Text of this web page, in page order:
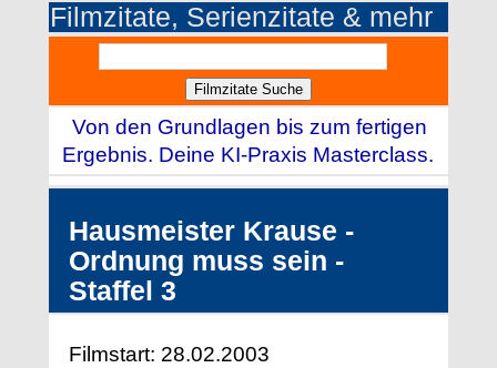
Filmzitate, Serienzitate & mehr
Von den Grundlagen bis zum fertigen
Ergebnis. Deine KI-Praxis Masterclass.
Hausmeister Krause -
Ordnung muss sein -
Staffel 3
Filmstart: 28.02.2003